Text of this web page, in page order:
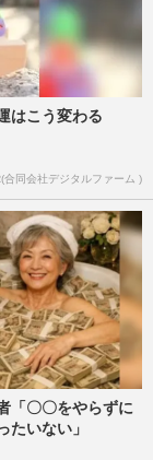
はこう変わる
合同会社デジタルファーム )
「〇〇をやらずに
たいない」